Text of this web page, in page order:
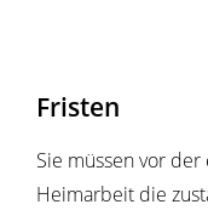
Fristen
Sie müssen vor
Heimarbeit die